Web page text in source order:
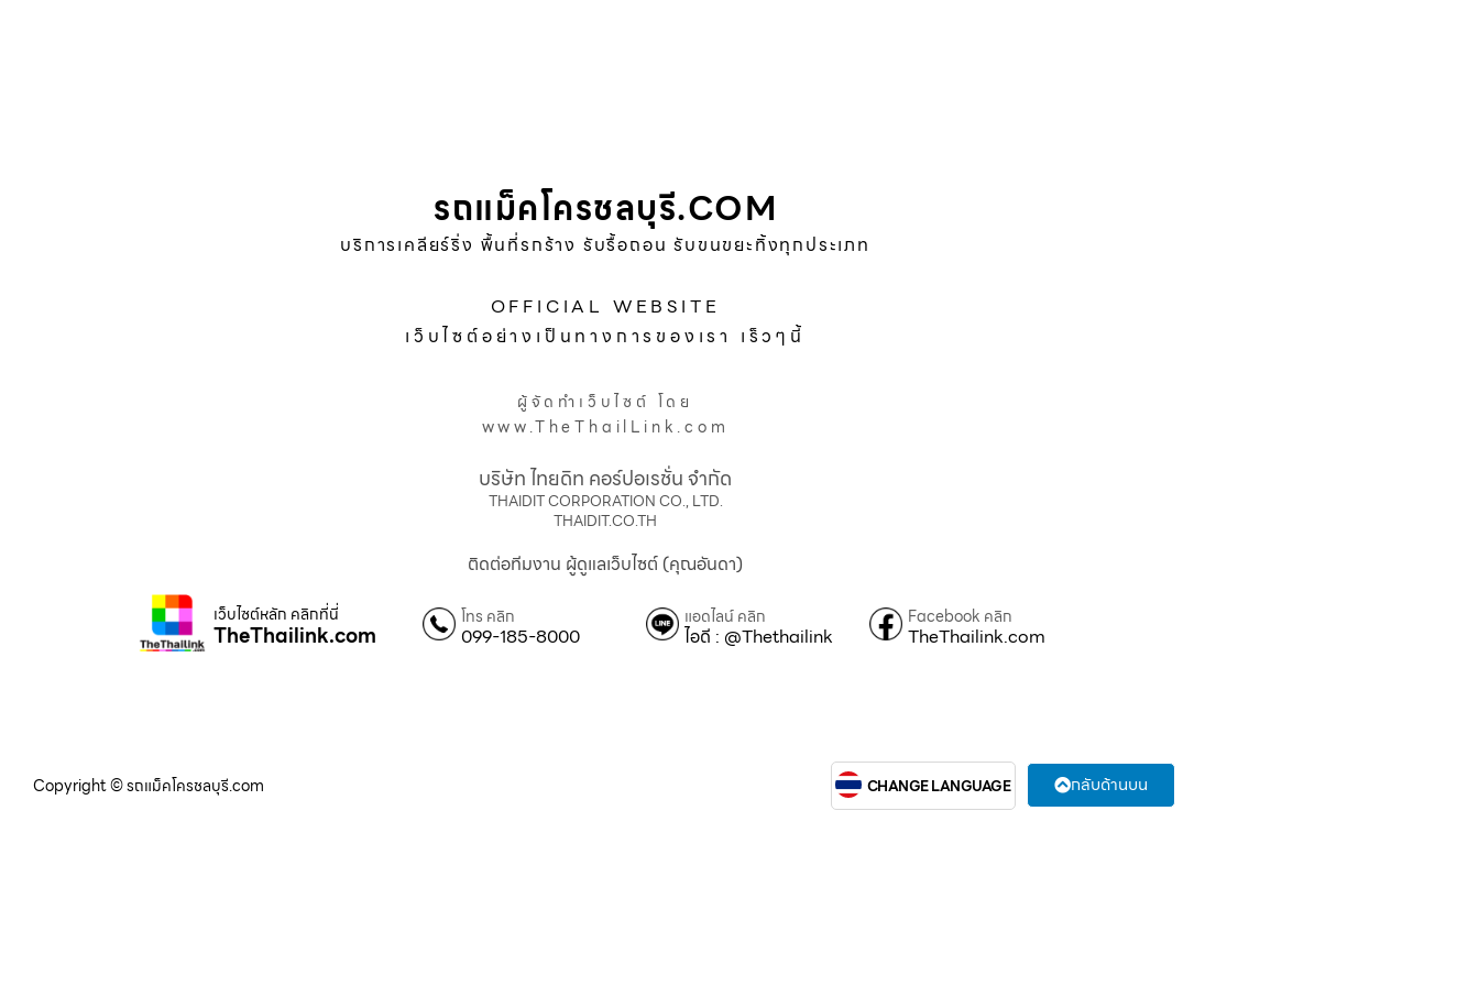
รถแม็คโครชลบุรี.COM
บริการเคลียร์ริ่ง พื้นที่รกร้าง รับรื้อถอน รับขนขยะทิ้งทุกประเภท
OFFICIAL WEBSITE
เว็บไซต์อย่างเป็นทางการของเรา เร็วๆนี้
ผู้จัดทำเว็บไซต์ โดย
www.TheThailLink.com
บริษัท ไทยดิท คอร์ปอเรชั่น จำกัด
THAIDIT CORPORATION CO., LTD.
THAIDIT.CO.TH
ติดต่อทีมงาน ผู้ดูแลเว็บไซต์ (คุณอันดา)
เว็บไซต์หลัก คลิกที่นี่
TheThailink.com
โทร คลิก
099-185-8000
แอดไลน์ คลิก
ไอดี : @Thethailink
Facebook คลิก
TheThailink.com
Copyright © รถแม็คโครชลบุรี.com CHANGE LANGUAGE กลับด้านบน